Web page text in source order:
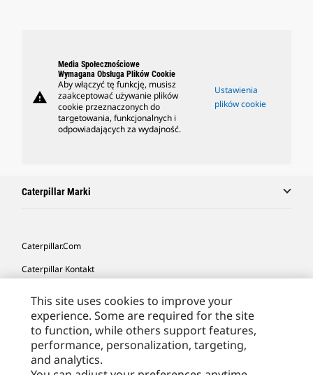
warning
Media Społecznościowe
Wymagana Obsługa Plików Cookie
Aby włączyć tę funkcję, musisz
zaakceptować używanie plików
cookie przeznaczonych do
targetowania, funkcjonalnych i
odpowiadających za wydajność.
Ustawienia
plików cookie
Caterpillar Marki
Caterpillar.com
Caterpillar Kontakt
Moje Preferencje Marketingowe
Site Map
Cookie Settings
This site uses cookies to improve your
experience. Some are required for the site
to function, while others support features,
performance, personalization, targeting,
and analytics.